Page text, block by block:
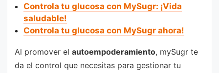
Controla tu glucosa con MySugr: ¡Vida
saludable!
Controla tu glucosa con MySugr ahora!
Al promover el autoempoderamiento, mySugr te
da el control que necesitas para gestionar tu